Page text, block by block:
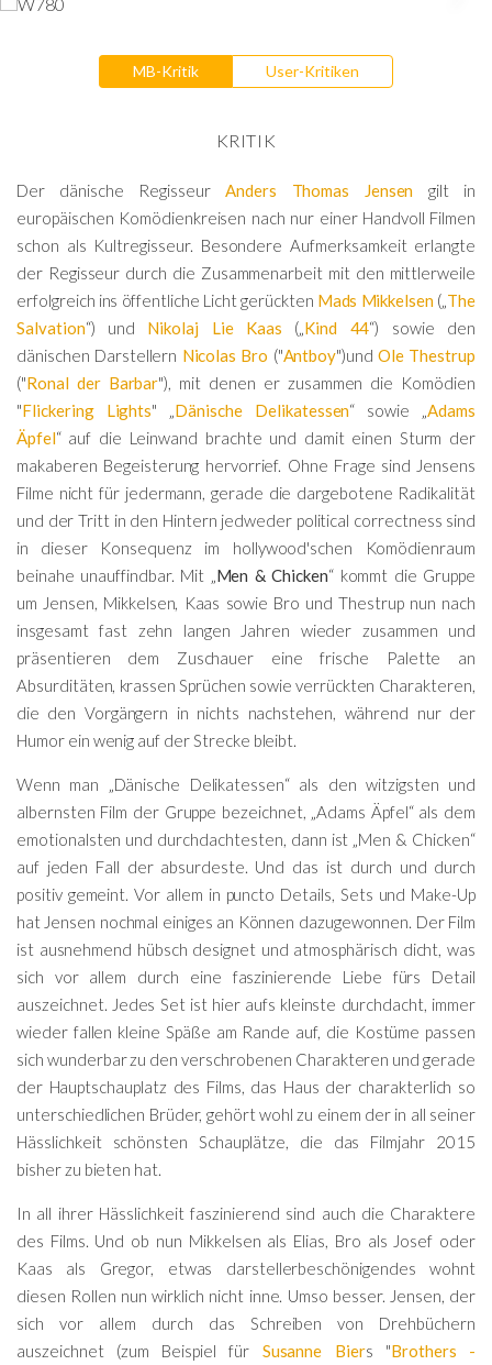
MB-Kritik User-Kritiken
KRITIK
Der dänische Regisseur Anders Thomas Jensen gilt in
europäischen Komödienkreisen nach nur einer Handvoll Filmen
schon als Kultregisseur. Besondere Aufmerksamkeit erlangte
der Regisseur durch die Zusammenarbeit mit den mittlerweile
erfolgreich ins öffentliche Licht gerückten Mads Mikkelsen („ The
Salvation“) und Nikolaj Lie Kaas („ Kind 44“) sowie den
dänischen Darstellern Nicolas Bro ("Antboy")undOle Thestrup
("Ronal der Barbar"), mit denen er zusammen die Komödien
"Flickering Lights" „ Dänische Delikatessen“ sowie „ Adams
Äpfel“ auf die Leinwand brachte und damit einen Sturm der
makaberen Begeisterung hervorrief. Ohne Frage sind Jensens
Filme nicht für jedermann, gerade die dargebotene Radikalität
und der Tritt in den Hintern jedweder political correctness sind
in dieser Konsequenz im hollywood'schen Komödienraum
beinahe unauffindbar. Mit „ Men & Chicken“ kommt die Gruppe
um Jensen, Mikkelsen, Kaas sowie Bro und Thestrup nun nach
insgesamt fast zehn langen Jahren wieder zusammen und
präsentieren dem Zuschauer eine frische Palette an
Absurditäten, krassen Sprüchen sowie verrückten Charakteren,
die den Vorgängern in nichts nachstehen, während nur der
Humor ein wenig auf der Strecke bleibt.
Wenn man „Dänische Delikatessen“ als den witzigsten und
albernsten Film der Gruppe bezeichnet, „Adams Äpfel“ als dem
emotionalsten und durchdachtesten, dann ist „Men & Chicken“
auf jeden Fall der absurdeste. Und das ist durch und durch
positiv gemeint. Vor allem in puncto Details, Sets und Make-Up
hat Jensen nochmal einiges an Können dazugewonnen. Der Film
ist ausnehmend hübsch designet und atmosphärisch dicht, was
sich vor allem durch eine faszinierende Liebe fürs Detail
auszeichnet. Jedes Set ist hier aufs kleinste durchdacht, immer
wieder fallen kleine Späße am Rande auf, die Kostüme passen
sich wunderbar zu den verschrobenen Charakteren und gerade
der Hauptschauplatz des Films, das Haus der charakterlich so
unterschiedlichen Brüder, gehört wohl zu einem der in all seiner
Hässlichkeit schönsten Schauplätze, die das Filmjahr 2015
bisher zu bieten hat.
In all ihrer Hässlichkeit faszinierend sind auch die Charaktere
des Films. Und ob nun Mikkelsen als Elias, Bro als Josef oder
Kaas als Gregor, etwas darstellerbeschönigendes wohnt
diesen Rollen nun wirklich nicht inne. Umso besser. Jensen, der
sich vor allem durch das Schreiben von Drehbüchern
auszeichnet (zum Beispiel für Susanne Biers "Brothers -